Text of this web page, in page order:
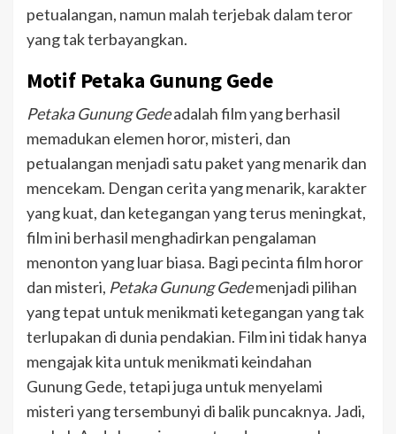
petualangan, namun malah terjebak dalam teror
yang tak terbayangkan.
Motif Petaka Gunung Gede
Petaka Gunung Gedeadalah film yang berhasil
memadukan elemen horor, misteri, dan
petualangan menjadi satu paket yang menarik dan
mencekam. Dengan cerita yang menarik, karakter
yang kuat, dan ketegangan yang terus meningkat,
film ini berhasil menghadirkan pengalaman
menonton yang luar biasa. Bagi pecinta film horor
dan misteri, Petaka Gunung Gedemenjadi pilihan
yang tepat untuk menikmati ketegangan yang tak
terlupakan di dunia pendakian. Film ini tidak hanya
mengajak kita untuk menikmati keindahan
Gunung Gede, tetapi juga untuk menyelami
misteri yang tersembunyi di balik puncaknya. Jadi,